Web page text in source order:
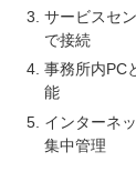
サービスセ
で接続
事務所内PC
能
インターネ
集中管理